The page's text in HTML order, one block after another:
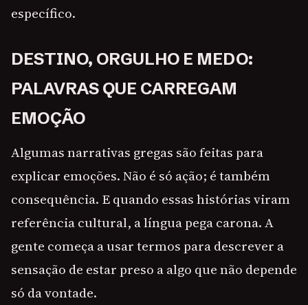
específico.
DESTINO, ORGULHO E MEDO:
PALAVRAS QUE CARREGAM
EMOÇÃO
Algumas narrativas gregas são feitas para
explicar emoções. Não é só ação; é também
consequência. E quando essas histórias viram
referência cultural, a língua pega carona. A
gente começa a usar termos para descrever a
sensação de estar preso a algo que não depende
só da vontade.